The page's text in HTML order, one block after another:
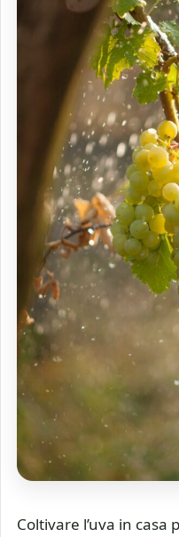
Coltivare l’uva in casa